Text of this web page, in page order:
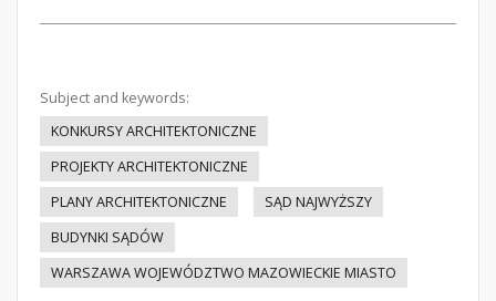
Subject and keywords:
KONKURSY ARCHITEKTONICZNE
PROJEKTY ARCHITEKTONICZNE
PLANY ARCHITEKTONICZNE
SĄD NAJWYŻSZY
BUDYNKI SĄDÓW
WARSZAWA WOJEWÓDZTWO MAZOWIECKIE MIASTO